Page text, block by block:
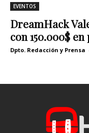
EVENTOS
DreamHack
con 150.000$
Dpto. Redacción y Prensa -